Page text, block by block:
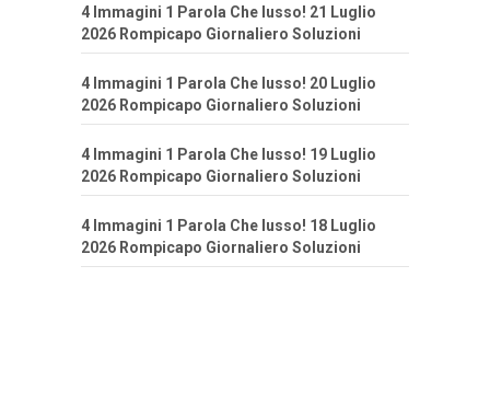
4 Immagini 1 Parola Che lusso! 21 Luglio
2026 Rompicapo Giornaliero Soluzioni
4 Immagini 1 Parola Che lusso! 20 Luglio
2026 Rompicapo Giornaliero Soluzioni
4 Immagini 1 Parola Che lusso! 19 Luglio
2026 Rompicapo Giornaliero Soluzioni
4 Immagini 1 Parola Che lusso! 18 Luglio
2026 Rompicapo Giornaliero Soluzioni